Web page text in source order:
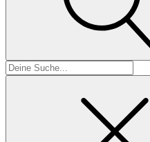
Suchen
nach: